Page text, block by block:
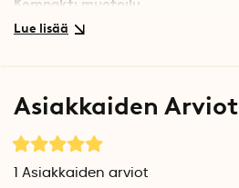
Kompakti muotoilu
Kun kärpäslätkä ei ole käytössä, se
Väri: Valitse musta tai vihreä
Pituus, kokoontaitettuna: 29,5 cm
Asiakkaiden Arviot
Asiakkaiden arviot